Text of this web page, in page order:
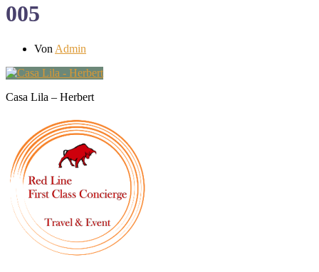
005
Von Admin
Casa Lila – Herbert